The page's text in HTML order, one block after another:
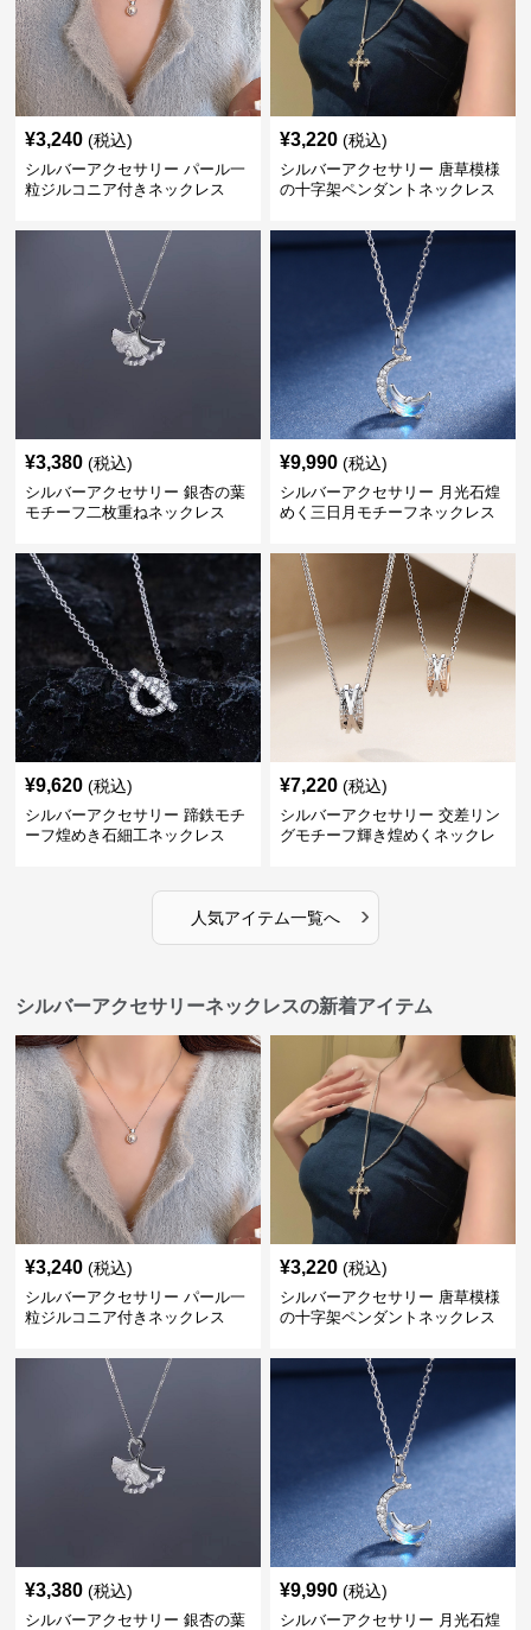
¥3,240 (税込)
シルバーアクセサリー パール一
粒ジルコニア付きネックレス
¥3,220 (税込)
シルバーアクセサリー 唐草模様
の十字架ペンダントネックレス
¥3,380 (税込)
シルバーアクセサリー 銀杏の葉
モチーフ二枚重ねネックレス
¥9,990 (税込)
シルバーアクセサリー 月光石煌
めく三日月モチーフネックレス
¥9,620 (税込)
シルバーアクセサリー 蹄鉄モチ
ーフ煌めき石細工ネックレス
¥7,220 (税込)
シルバーアクセサリー 交差リン
グモチーフ輝き煌めくネックレ
人気アイテム一覧へ ›
シルバーアクセサリーネックレスの新着アイテム
¥3,240 (税込)
シルバーアクセサリー パール一
粒ジルコニア付きネックレス
¥3,220 (税込)
シルバーアクセサリー 唐草模様
の十字架ペンダントネックレス
¥3,380 (税込)
シルバーアクセサリー 銀杏の葉
¥9,990 (税込)
シルバーアクセサリー 月光石煌